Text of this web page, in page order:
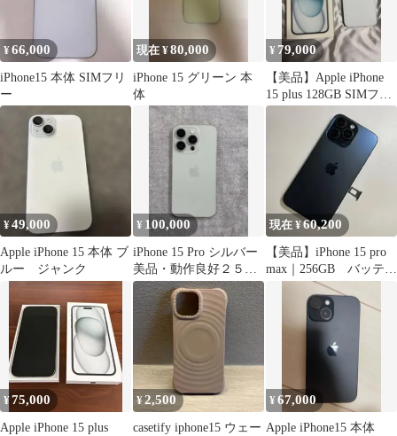
¥66,000
iPhone15 本体 SIMフリ
ー
現在 ¥80,000
iPhone 15 グリーン 本
体
¥ 79,000
【美品】Apple iPhone
15 plus 128GB SIMフリ
ー
¥49,000
Apple iPhone 15 本体 ブ
ルー ジャンク
¥ 100,000
iPhone 15 Pro シルバー
美品・動作良好２５６
gb
現在 ¥60,200
【美品】iPhone 15 pro
max｜256GB バッテリ
¥75,000
Apple iPhone 15 plus
¥2,500
casetify iphone15 ウェー
¥67,000
Apple iPhone15 本体